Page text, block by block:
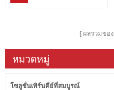
แน่ใจว่ามีความแม่นยำในการพับ
ขับเคลื่อนหน่วยพับสุดท้าย มีท่อ
ดูดสูญญากาศขนาดใหญ่สองท่อ
เมื่อกระดาษแข็งหนักหรือบางเกิน
ผลรวมของ
หมวดหมู่
โซลูชั่นเทิร์นคีย์ที่สมบูรณ์